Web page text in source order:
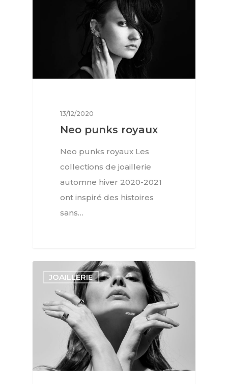
13/12/2020
Neo punks royaux
Neo punks royaux Les
collections de joaillerie
automne hiver 2020-2021
ont inspiré des histoires
sans…
JOAILLERIE
Lifestyle
Arts
Goûts
FR
EN